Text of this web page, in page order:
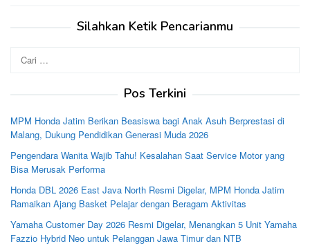
Silahkan Ketik Pencarianmu
untuk:
Pos Terkini
MPM Honda Jatim Berikan Beasiswa bagi Anak Asuh Berprestasi di
Malang, Dukung Pendidikan Generasi Muda 2026
Pengendara Wanita Wajib Tahu! Kesalahan Saat Service Motor yang
Bisa Merusak Performa
Honda DBL 2026 East Java North Resmi Digelar, MPM Honda Jatim
Ramaikan Ajang Basket Pelajar dengan Beragam Aktivitas
Yamaha Customer Day 2026 Resmi Digelar, Menangkan 5 Unit Yamaha
Fazzio Hybrid Neo untuk Pelanggan Jawa Timur dan NTB